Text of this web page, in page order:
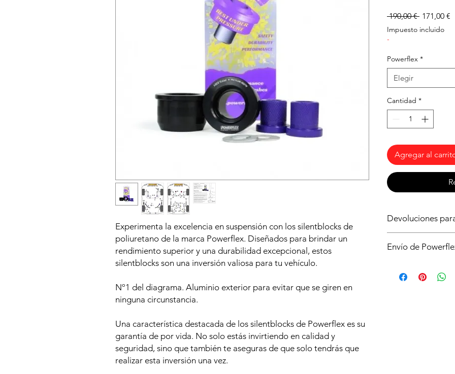
Experimenta la excelencia en suspensión con los silentblocks de
poliuretano de la marca Powerflex. Diseñados para brindar un
rendimiento superior y una durabilidad excepcional, estos
silentblocks son una inversión valiosa para tu vehículo.
Nº1 del diagrama. Aluminio exterior para evitar que se giren en
ninguna circunstancia.
Una característica destacada de los silentblocks de Powerflex es su
garantía de por vida. No solo estás invirtiendo en calidad y
seguridad, sino que también te aseguras de que solo tendrás que
realizar esta inversión una vez.
190,00 € Precio
171,00 €
Impuesto incluido
-
Powerflex *
Elegir
Cantidad *
Agregar al
Devoluciones
para tu vehículo, si
condiciones y
Envío de
de powerflex en